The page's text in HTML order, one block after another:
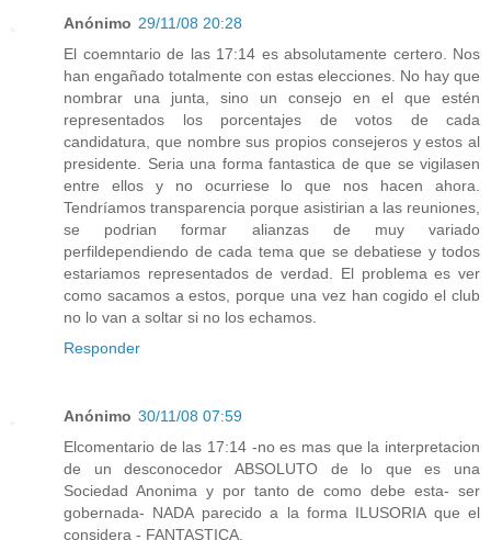
Anónimo 29/11/08 20:28
El coemntario de las 17:14 es absolutamente certero. Nos
han engañado totalmente con estas elecciones. No hay que
nombrar una junta, sino un consejo en el que estén
representados los porcentajes de votos de cada
candidatura, que nombre sus propios consejeros y estos al
presidente. Seria una forma fantastica de que se vigilasen
entre ellos y no ocurriese lo que nos hacen ahora.
Tendríamos transparencia porque asistirian a las reuniones,
se podrian formar alianzas de muy variado
perfildependiendo de cada tema que se debatiese y todos
estariamos representados de verdad. El problema es ver
como sacamos a estos, porque una vez han cogido el club
no lo van a soltar si no los echamos.
Responder
Anónimo 30/11/08 07:59
Elcomentario de las 17:14 -no es mas que la interpretacion
de un desconocedor ABSOLUTO de lo que es una
Sociedad Anonima y por tanto de como debe esta- ser
gobernada- NADA parecido a la forma ILUSORIA que el
considera - FANTASTICA.